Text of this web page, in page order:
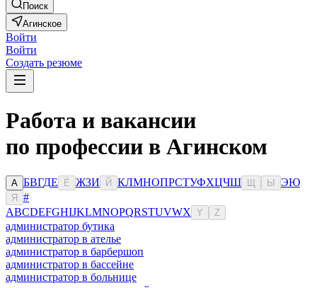
Поиск
Агинское
Войти
Войти
Создать резюме
Работа и вакансии
по профессии в Агинском
А БВГДЕ Ё ЖЗИ Й КЛМНОПРСТУФХЦЧШ Ы ЭЮ
Я
#
ABCDEFGHIJKLMNOPQRSTUVWX Y Z
администратор бутика
администратор в ателье
администратор в барбершоп
администратор в бассейне
администратор в больнице